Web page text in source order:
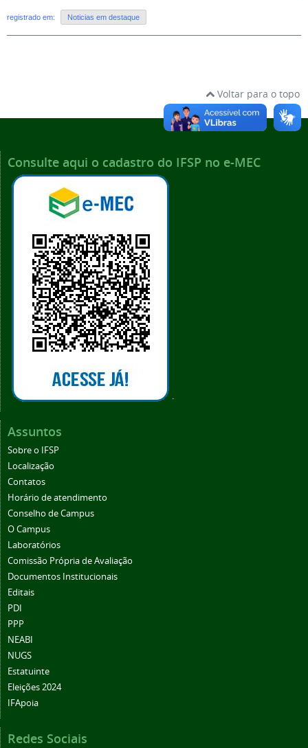
registrado em: Noticias em destaque
Voltar para o topo
Consulte aqui o cadastro do IFSP no e-MEC
.
Assuntos
Sobre o IFSP
Localização
Contatos
Horário de atendimento
Conselho de Campus
O Campus
Laboratórios
Comissão Própria de Avaliação
Documentos Institucionais
Editais
PDI
PPP
NEABI
NUGS
Estatuinte
Eleições 2024
IFApoia
Redes Sociais